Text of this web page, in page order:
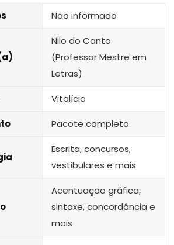
Não informado
Nilo do Canto
(Professor Mestre em
Letras)
Vitalício
Pacote completo
Escrita, concursos,
vestibulares e mais
Acentuação gráfica,
sintaxe, concordância e
mais